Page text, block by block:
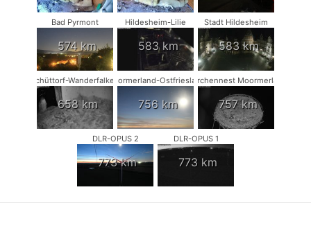
Bad Pyrmont
574 km
Hildesheim-Lilie
583 km
Stadt Hildesheim
583 km
Schüttorf-Wanderfalken
658 km
Moormerland-Ostfriesland
756 km
Storchennest Moormerland
757 km
DLR-OPUS 2
773 km
DLR-OPUS 1
773 km